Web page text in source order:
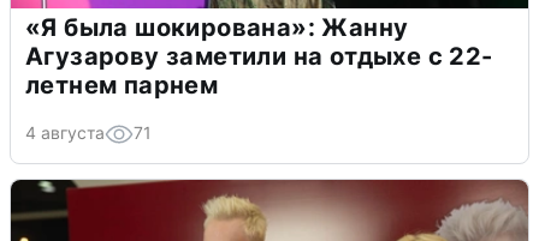
«Я была шокирована»: Жанну
Агузарову заметили на отдыхе с 22-
летнем парнем
4 августа 71